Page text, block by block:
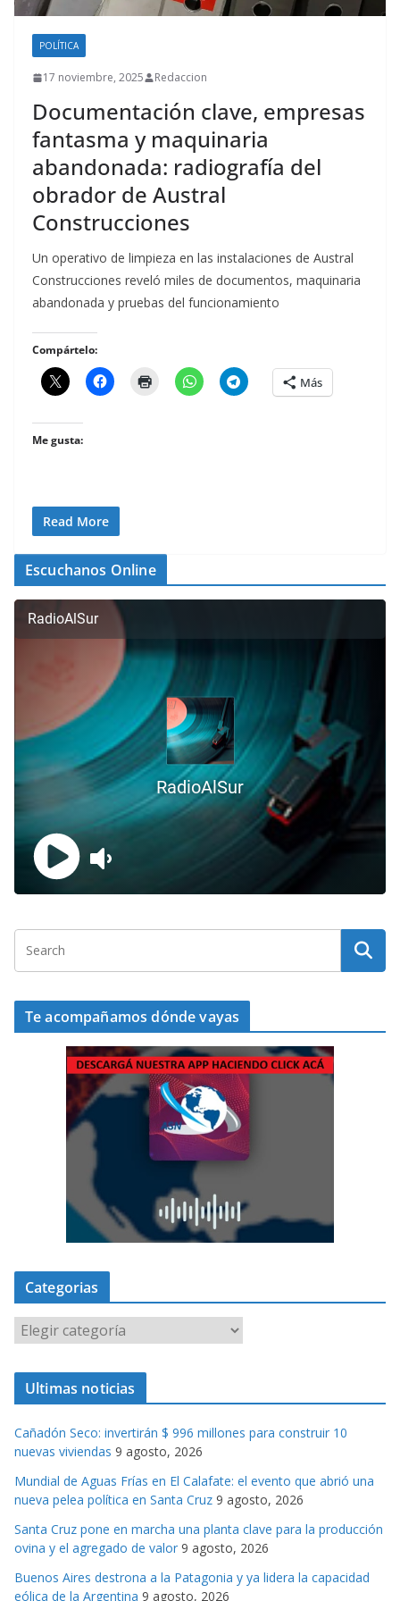
POLÍTICA
17 noviembre, 2025 Redaccion
Documentación clave, empresas
fantasma y maquinaria
abandonada: radiografía del
obrador de Austral
Construcciones
Un operativo de limpieza en las instalaciones de Austral
Construcciones reveló miles de documentos, maquinaria
abandonada y pruebas del funcionamiento
Compártelo:
Más
Me gusta:
Read More
Escuchanos Online
Te acompañamos dónde vayas
Categorias
t
o
r
i
a
s
Ultimas noticias
Cañadón Seco: invertirán $ 996 millones para construir 10
nuevas viviendas 9 agosto, 2026
Mundial de Aguas Frías en El Calafate: el evento que abrió una
nueva pelea política en Santa Cruz 9 agosto, 2026
Santa Cruz pone en marcha una planta clave para la producción
ovina y el agregado de valor 9 agosto, 2026
Buenos Aires destrona a la Patagonia y ya lidera la capacidad
eólica de la Argentina 9 agosto, 2026